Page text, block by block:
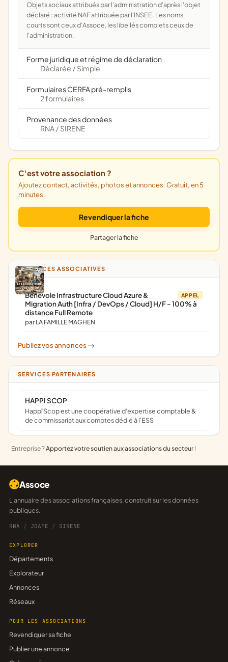
Objets sociaux attribués par l'administration d'après l'objet
déclaré ; activité NAF attribuée par l'INSEE. Les noms
courts sont ceux d'Assoce, les libellés complets ceux de
l'administration.
Forme juridique et régime de déclaration
Déclarée / Simple
Formulaires CERFA pré-remplis
2 formulaires
Provenance des données
RNA / SIRENE
C'est votre association ?
Ajoutez contact, activités, photos et annonces. Gratuit, en 5
minutes.
Revendiquer la fiche
Partager la fiche
ANNONCES ASSOCIATIVES
APPEL
Bénévole Infrastructure Cloud Azure &
Migration Auth [Infra / DevOps / Cloud] H/F - 100% à
distance Full Remote
par LA FAMILLE MAGHEN
Publiez vos annonces ->
SERVICES PARTENAIRES
HAPPI SCOP
Happï Scop est une coopérative d’expertise comptable &
de commissariat aux comptes dédié à l'ESS
Entreprise ?Apportez votre soutien aux associations du secteur !
Assoce
L'annuaire des associations françaises, construit sur les données
publiques.
RNA / JOAFE / SIRENE
EXPLORER
Départements
Explorateur
Annonces
Réseaux
POUR LES ASSOCIATIONS
Revendiquer sa fiche
Publier une annonce